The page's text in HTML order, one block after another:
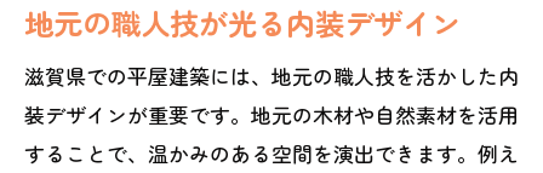
地元の職人技が光る内装デザイン
滋賀県での平屋建築には、地元の職人技を活かした内
装デザインが重要です。地元の木材や自然素材を活用
することで、温かみのある空間を演出できます。例え